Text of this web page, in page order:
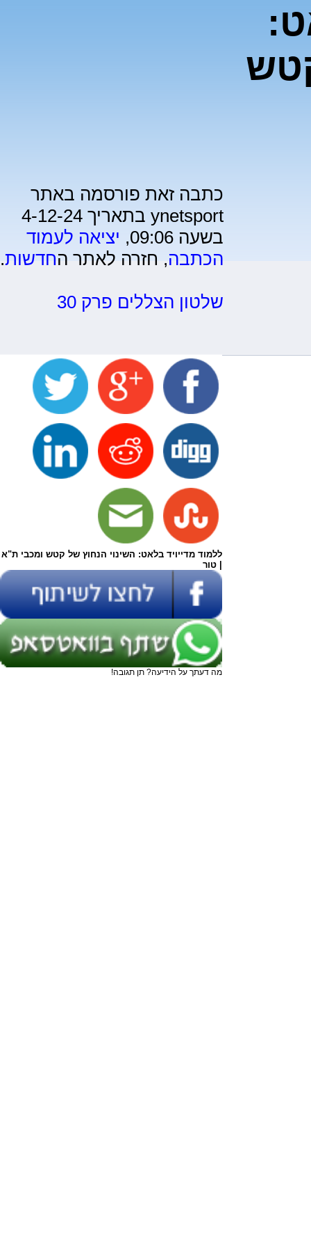
כתבה זאת פורסמה באתר
ynetsport בתאריך 4-12-24
בשעה 09:06,
יציאה לעמוד
הכתבה, חזרה לאתר החדשות.
שלטון הצללים פרק 30
ללמוד מדייויד בלאט: השינוי הנחוץ של קטש ומכבי ת"א
| טור
מה דעתך על הידיעה? תן תגובה!